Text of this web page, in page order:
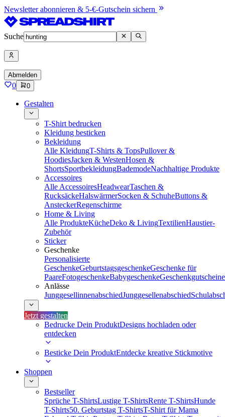
Newsletter abonnieren & 5-€-Gutschein sichern
Suche
Abmelden
0 0
Gestalten
T-Shirt bedrucken
Kleidung besticken
Bekleidung
Alle KleidungT-Shirts & TopsPullover &
HoodiesJacken & WestenHosen &
ShortsSportbekleidungBademodeNachhaltige Produkte
Accessoires
Alle AccessoiresHeadwearTaschen &
RucksäckeHalswärmerSocken & SchuheButtons &
AnsteckerRegenschirme
Home & Living
Alle ProdukteKücheDeko & LivingTextilienHaustier-
Zubehör
Sticker
Geschenke
Personalisierte
GeschenkeGeburtstagsgeschenkeGeschenke für
PaareFotogeschenkeBabygeschenkeGeschenkgutscheine
Anlässe
JunggesellinnenabschiedJunggesellenabschied
Jetzt gestalten
Bedrucke Dein ProduktDesigns hochladen oder
entdecken
Besticke Dein ProduktEntdecke kreative Stickmotive
Shoppen
Bestseller
Sprüche T-ShirtsLustige T-ShirtsRente T-ShirtsHunde
T-Shirts50. Geburtstag T-ShirtsT-Shirt für Mama